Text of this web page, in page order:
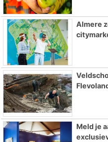
Almere
Meld je